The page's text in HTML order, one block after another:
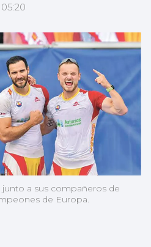
a sus compañeros de
de Europa.